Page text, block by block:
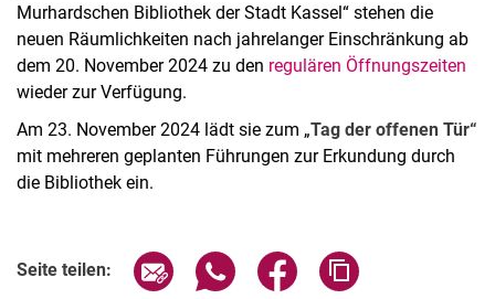
Murhardschen Bibliothek der Stadt Kassel“ stehen die
neuen Räumlichkeiten nach jahrelanger Einschränkung ab
dem 20. November 2024 zu den regulären Öffnungszeiten
wieder zur Verfügung.
Am 23. November 2024 lädt sie zum „Tag der offenen Tür“
mit mehreren geplanten Führungen zur Erkundung durch
die Bibliothek ein.
Seite teilen: Seite über E-Mail teilen
Seite über WhatsApp teilen
Seite über Facebook